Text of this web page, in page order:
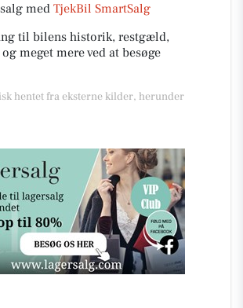
med TjekBil SmartSalg
til bilens historik, restgæld,
meget mere ved at besøge
hentet fra eksterne kilder, herunder